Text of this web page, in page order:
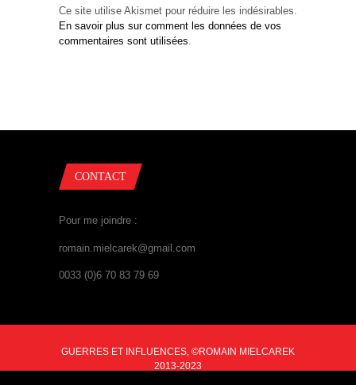
Ce site utilise Akismet pour réduire les indésirables.
En savoir plus sur comment les données de vos
commentaires sont utilisées.
CONTACT
Pour me joindre :
romain.mielcarek@gmail.com
0033 (0)6 70 83 79 69
GUERRES ET INFLUENCES, ©ROMAIN MIELCAREK
2013-2023